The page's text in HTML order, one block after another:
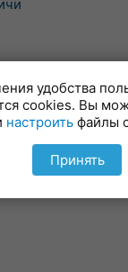
удобства
cookies. Вы
настроить файлы
Принять